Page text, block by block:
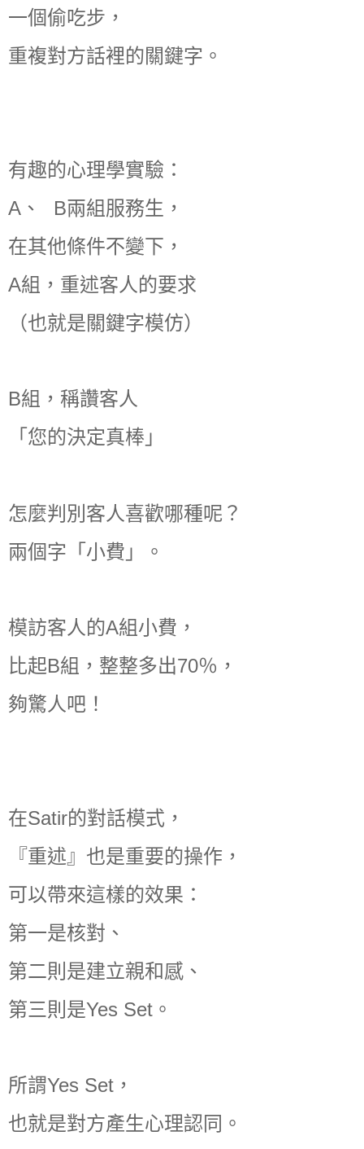
一個偷吃步，
重複對方話裡的關鍵字。
有趣的心理學實驗：
A、
B兩組服務生，
在其他條件不變下，
A組，重述客人的要求
（也就是關鍵字模仿）
B組，稱讚客人
「您的決定真棒」
怎麼判別客人喜歡哪種呢？
兩個字「小費」。
模訪客人的A組小費，
比起B組，整整多出70％，
夠驚人吧！
在Satir的對話模式，
『重述』也是重要的操作，
可以帶來這樣的效果：
第一是核對、
第二則是建立親和感、
第三則是Yes Set。
所謂Yes Set，
也就是對方產生心理認同。